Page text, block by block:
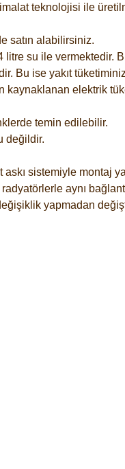
teknolojisi ile
satın alabilirsiniz.
litre su ile vermektedir.
Bu ise yakıt
kaynaklanan elektrik
temin edilebilir.
değildir.
sistemiyle montaj
aynı
yapmadan